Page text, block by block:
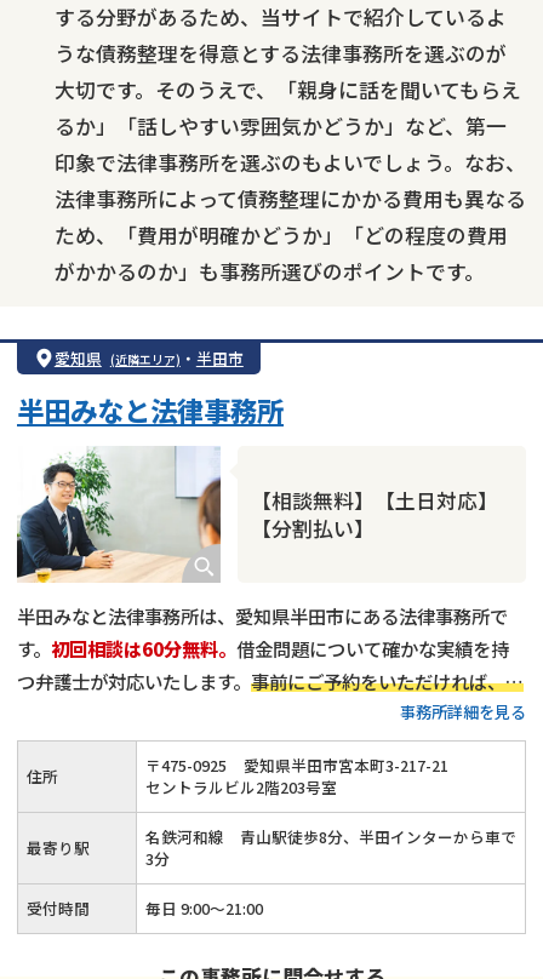
する分野があるため、当サイトで紹介しているよ
うな債務整理を得意とする法律事務所を選ぶのが
大切です。そのうえで、「親身に話を聞いてもらえ
るか」「話しやすい雰囲気かどうか」など、第一
印象で法律事務所を選ぶのもよいでしょう。なお、
法律事務所によって債務整理にかかる費用も異なる
ため、「費用が明確かどうか」「どの程度の費用
がかかるのか」も事務所選びのポイントです。
愛知県 (近隣エリア) ・ 半田市
【相談無料】【土日対応】
【分割払い】
半田みなと法律事務所
半田みなと法律事務所は、愛知県半田市にある法律事務所で
す。 初回相談は60分無料。 借金問題について確かな実績を持
つ弁護士が対応いたします。 事前にご予約をいただければ、平
日18時以降や、土日祝日のご相談にも対応可能です。プライ
バシーを守る完全個室を完備しています。どうぞお気軽にご相
談ください。
事務所詳細を見る
住所 〒475-0925
愛知県半田市宮本町3-217-21
セントラルビル2階203号室
最寄り駅
名鉄河和線 青山駅徒歩8分、半田インターから車で
3分
受付時間 毎日 9:00～21:00